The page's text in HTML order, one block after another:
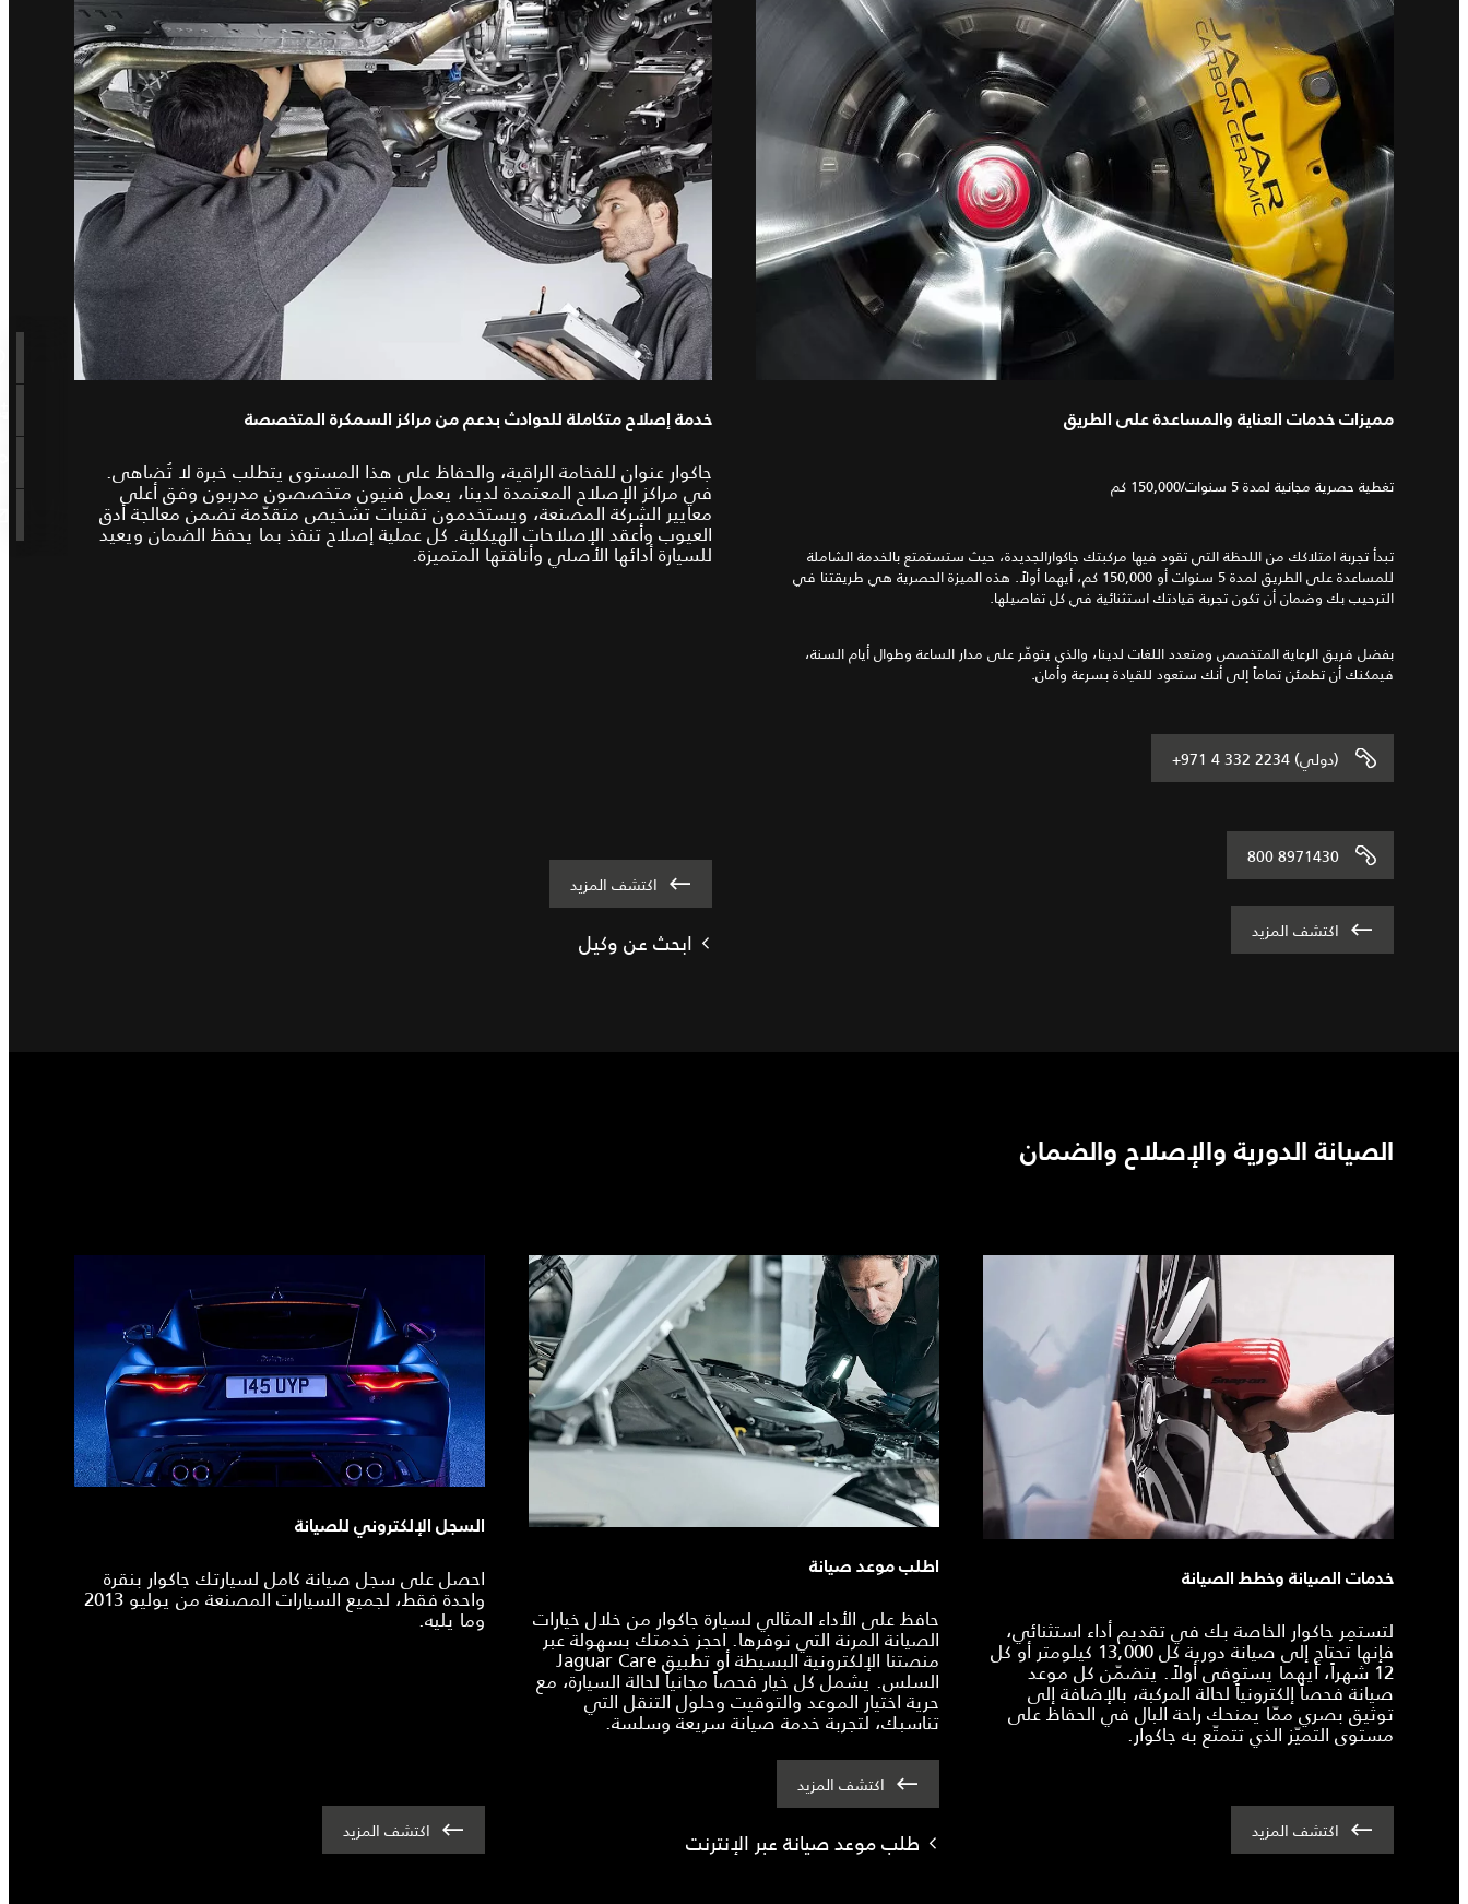
مميزات خدمات العناية والمساعدة على الطريق
تغطية حصرية مجانية لمدة 5 سنوات/150,000 كم
تبدأ تجربة امتلاكك من اللحظة التي تقود فيها مركبتك جاكوارالجديدة، حيث ستستمتع بالخدمة الشاملة
للمساعدة على الطريق لمدة 5 سنوات أو 150,000 كم، أيهما أولاً. هذه الميزة الحصرية هي طريقتنا في
الترحيب بك وضمان أن تكون تجربة قيادتك استثنائية في كل تفاصيلها.
بفضل فريق الرعاية المتخصص ومتعدد اللغات لدينا، والذي يتوفّر على مدار الساعة وطوال أيام السنة،
فيمكنك أن تطمئن تماماً إلى أنك ستعود للقيادة بسرعة وأمان.
+971 4 332 2234 (دولي)
800 8971430
اكتشف المزيد
خدمة إصلاح متكاملة للحوادث بدعم من مراكز السمكرة المتخصصة
جاكوار عنوان للفخامة الراقية، والحفاظ على هذا المستوى يتطلب خبرة لا تُضاهى.
في مراكز الإصلاح المعتمدة لدينا، يعمل فنيون متخصصون مدربون وفق أعلى
معايير الشركة المصنعة، ويستخدمون تقنيات تشخيص متقدّمة تضمن معالجة أدق
العيوب وأعقد الإصلاحات الهيكلية. كل عملية إصلاح تنفذ بما يحفظ الضمان ويعيد
للسيارة أدائها الأصلي وأناقتها المتميزة.
اكتشف المزيد
ابحث عن وكيل
الصيانة الدورية والإصلاح والضمان
خدمات الصيانة وخطط الصيانة
لتستمِر جاكوار الخاصة بك في تقديم أداء استثنائي،
فإنها تحتاج إلى صيانة دورية كل 13,000 كيلومتر أو كل
12 شهراً، أيهما يستوفى أولاً. يتضمّن كل موعد
صيانة فحصاً إلكترونياً لحالة المركبة، بالإضافة إلى
توثيق بصري ممّا يمنحك راحة البال في الحفاظ على
مستوى التميّز الذي تتمتّع به جاكوار.
اكتشف المزيد
اطلب موعد صيانة
حافظ على الأداء المثالي لسيارة جاكوار من خلال خيارات
الصيانة المرنة التي نوفرها. احجز خدمتك بسهولة عبر
منصتنا الإلكترونية البسيطة أو تطبيق Jaguar Care
السلس. يشمل كل خيار فحصاً مجانياً لحالة السيارة، مع
حرية اختيار الموعد والتوقيت وحلول التنقل التي
تناسبك، لتجربة خدمة صيانة سريعة وسلسة.
اكتشف المزيد
طلب موعد صيانة عبر الإنترنت
السجل الإلكتروني للصيانة
احصل على سجل صيانة كامل لسيارتك جاكوار بنقرة
واحدة فقط، لجميع السيارات المصنعة من يوليو 2013
وما يليه.
اكتشف المزيد